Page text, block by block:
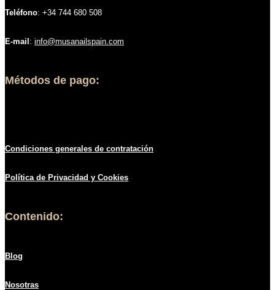
Teléfono: +34 744 680 508
E-mail : info@musanailspain.com
Métodos de pago:
Condiciones generales de contratación
Política de Privacidad y Cookies
Contenido:
Blog
Nosotras